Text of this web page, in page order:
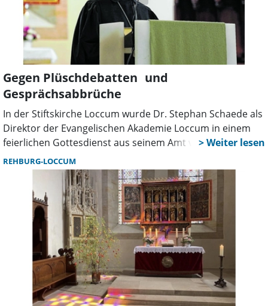
Gegen Plüschdebatten und
Gesprächsabbrüche
In der Stiftskirche Loccum wurde Dr. Stephan Schaede als
Direktor der Evangelischen Akademie Loccum in einem
feierlichen Gottesdienst aus seinem Amt verabschiedet.
Am 18. Juli wird er das Amt des Regionalbischofs im
Sprengel Lüneburg übernehmen. Mehr als 70 geladene
Gäste, Prominenz aus der Landeskirche Hannovers, aus
Politik und Kultur so- wie festliche Musik verwandelten
das sonst klösterliche Stundengebet der Stiftskirche
Loccum heute in eine festliche Hora.
REHBURG-LOCCUM